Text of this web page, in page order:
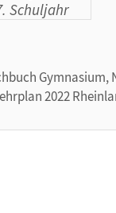
Gymnasium,
2022